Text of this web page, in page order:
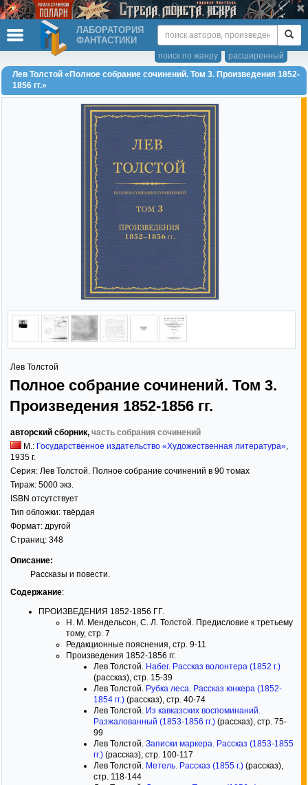
ЛАБОРАТОРИЯ
ФАНТАСТИКИ
расширенный
поиск по жанру
Лев Толстой «Полное собрание сочинений. Том 3. Произведения 1852-
1856 гг.»
Лев Толстой
Полное собрание сочинений. Том 3.
Произведения 1852-1856 гг.
авторский сборник, часть собрания сочинений
М.: Государственное издательство «Художественная литература»,
1935 г.
Серия: Лев Толстой. Полное собрание сочинений в 90 томах
Тираж: 5000 экз.
ISBN отсутствует
Тип обложки: твёрдая
Формат: другой
Страниц: 348
Описание:
Рассказы и повести.
Содержание:
ПРОИЗВЕДЕНИЯ 1852-1856 ГГ.
H. М. Мендельсон, С. Л. Толстой. Предисловие к третьему
тому, стр. 7
Редакционные пояснения, стр. 9-11
Произведения 1852-1856 гг.
Лев Толстой. Набег. Рассказ волонтера (1852 г.)
(рассказ), стр. 15-39
Лев Толстой. Рубка леса. Рассказ юнкера (1852-
1854 гг.) (рассказ), стр. 40-74
Лев Толстой. Из кавказских воспоминаний.
Разжалованный (1853-1856 гг.) (рассказ), стр. 75-
99
Лев Толстой. Записки маркера. Рассказ (1853-1855
гг.) (рассказ), стр. 100-117
Лев Толстой. Метель. Рассказ (1855 г.) (рассказ),
стр. 118-144